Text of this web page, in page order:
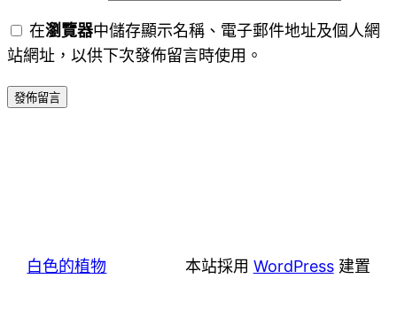
在瀏覽器中儲存顯示名稱、電子郵件地址及個人網
站網址，以供下次發佈留言時使用。
白色的植物 本站採用 WordPress建置